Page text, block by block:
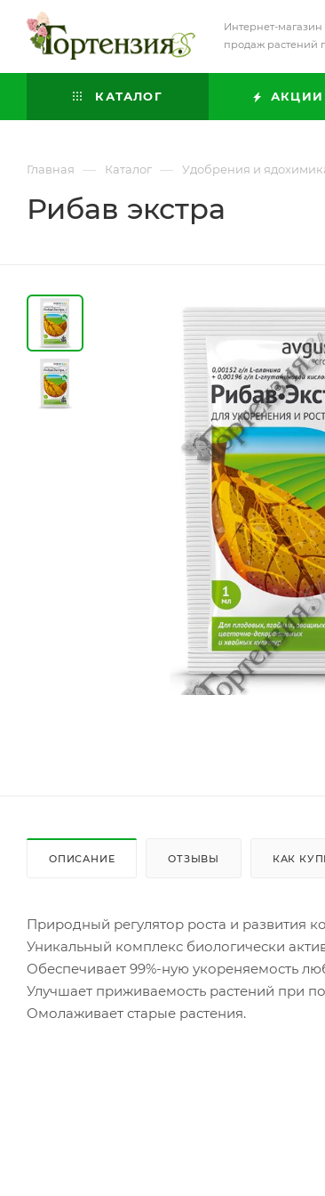
Интернет-
продаж растений
КАТАЛОГ АКЦИИ
Главная — Каталог — Удобрения и
Рибав экстра
ОПИСАНИЕ ОТЗЫВЫ КАК
Природный регулятор роста и развития
Уникальный комплекс биологически
Обеспечивает 99%-ную укореняемость
Улучшает приживаемость растений при
Омолаживает старые растения.